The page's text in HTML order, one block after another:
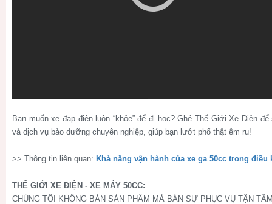
Bạn muốn xe đạp điện luôn “khỏe” để đi học? Ghé Thế Giới Xe Điện
và dịch vụ bảo dưỡng chuyên nghiệp, giúp bạn lướt phố thật êm ru!
>> Thông tin liên quan: Khả năng vận hành của xe ga 50cc trong
THẾ GIỚI XE ĐIỆN - XE MÁY 50CC:
CHÚNG TÔI KHÔNG BÁN SẢN PHẨM MÀ BÁN SỰ PHỤC VỤ TẬN